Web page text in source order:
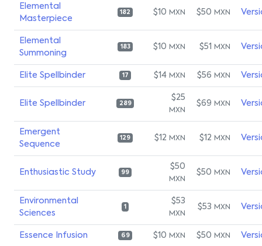
Elemental
Masterpiece
182 $10 MXN $50 MXN
Elemental
Summoning
183 $10 MXN $51 MXN
Elite Spellbinder 17 $14 MXN $56 MXN
Elite Spellbinder 289
$25
MXN
$69 MXN
Emergent
Sequence
129 $12 MXN $12 MXN
Enthusiastic Study 99
$50
MXN
$50 MXN
Environmental
Sciences
1
$53
MXN
$53 MXN
Essence Infusion 69 $10 MXN $50 MXN